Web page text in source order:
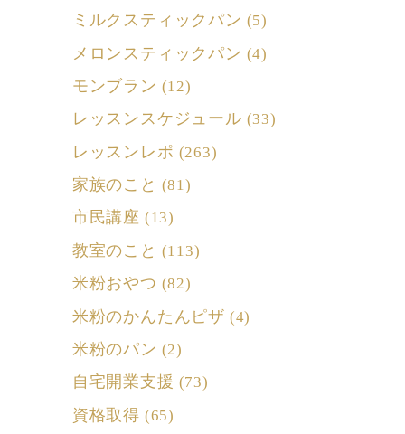
ミルクスティックパン (5)
メロンスティックパン (4)
モンブラン (12)
レッスンスケジュール (33)
レッスンレポ (263)
家族のこと (81)
市民講座 (13)
教室のこと (113)
米粉おやつ (82)
米粉のかんたんピザ (4)
米粉のパン (2)
自宅開業支援 (73)
資格取得 (65)